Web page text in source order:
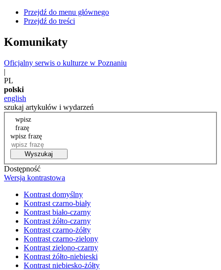
Przejdź do menu głównego
Przejdź do treści
Komunikaty
Oficjalny serwis o kulturze w Poznaniu
|
PL
polski
english
szukaj artykułów i wydarzeń
wpisz
frazę
wpisz frazę
Wyszukaj
Dostępność
Wersja kontrastowa
Kontrast domyślny
Kontrast czarno-biały
Kontrast biało-czarny
Kontrast żółto-czarny
Kontrast czarno-żółty
Kontrast czarno-zielony
Kontrast zielono-czarny
Kontrast żółto-niebieski
Kontrast niebiesko-żółty